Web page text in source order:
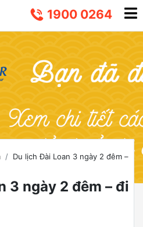
1900 0264
Du lịch Đài Loan 3 ngày 2 đêm – đi
3 ngày 2 đêm – đi